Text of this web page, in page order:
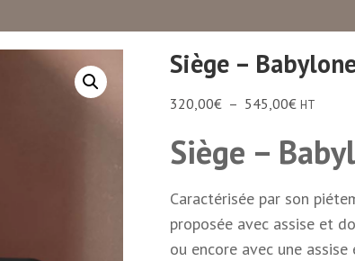
Siège –
320,00€ – 545,00€ HT
Siège –
Caractérisée par son
proposée avec assise et
ou encore avec une